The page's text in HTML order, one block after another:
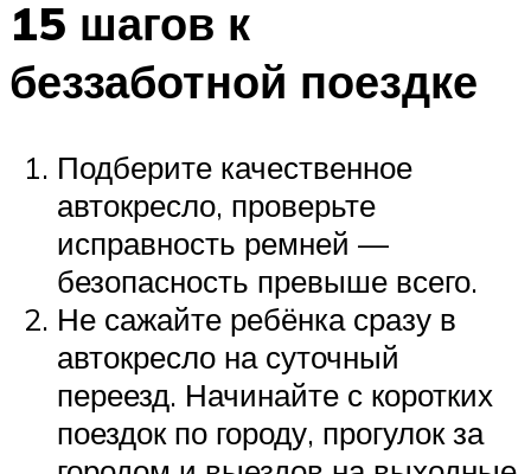
15 шагов к
беззаботной поездке
Подберите качественное
автокресло, проверьте
исправность ремней —
безопасность превыше всего.
Не сажайте ребёнка сразу в
автокресло на суточный
переезд. Начинайте с коротких
поездок по городу, прогулок за